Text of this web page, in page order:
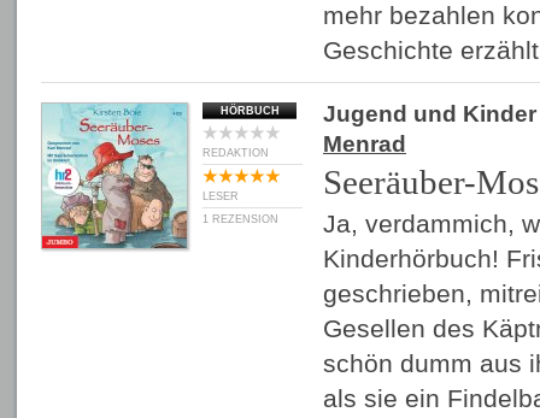
mehr bezahlen
Geschichte
HÖRBUCH
REDAKTION
LESER
1 REZENSION
Jugend und Kinder
Menrad
Seeräuber-
Ja, verdammich,
Kinderhörbuch!
geschrieben,
Gesellen des
schön dumm aus
als sie ein